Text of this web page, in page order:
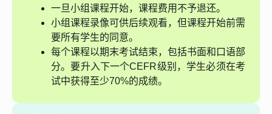
一旦小组课程开始，课程费用不予退还。
小组课程录像可供后续观看，但课程开始前需
要所有学生的同意。
每个课程以期末考试结束，包括书面和口语部
分。要升入下一个CEFR级别，学生必须在考
试中获得至少70%的成绩。